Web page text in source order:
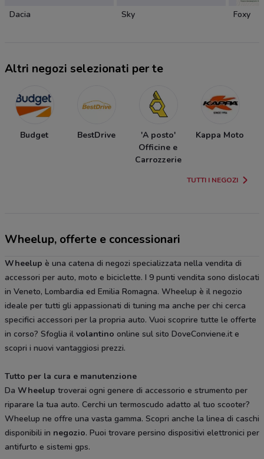
Dacia Sky Foxy
Altri negozi selezionati per te
Budget BestDrive
'A posto'
Officine e
Carrozzerie
Kappa Moto
TUTTI I NEGOZI
Wheelup, offerte e concessionari
Wheelup è una catena di negozi specializzata nella vendita di
accessori per auto, moto e biciclette. I 9 punti vendita sono dislocati
in Veneto, Lombardia ed Emilia Romagna. Wheelup è il negozio
ideale per tutti gli appassionati di tuning ma anche per chi cerca
specifici accessori per la propria auto. Vuoi scoprire tutte le offerte
in corso? Sfoglia il volantino online sul sito DoveConviene.it e
scopri i nuovi vantaggiosi prezzi.
Tutto per la cura e manutenzione
Da Wheelup troverai ogni genere di accessorio e strumento per
riparare la tua auto. Cerchi un termoscudo adatto al tuo scooter?
Wheelup ne offre una vasta gamma. Scopri anche la linea di caschi
disponibili in negozio. Puoi trovare persino dispositivi elettronici per
antifurto e sistemi gps.